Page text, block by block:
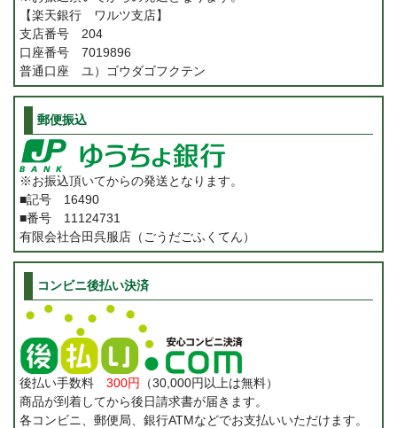
【楽天銀行 ワルツ支店】
支店番号 204
口座番号 7019896
普通口座 ユ）ゴウダゴフクテン
郵便振込
※お振込頂いてからの発送となります。
■記号 16490
■番号 11124731
有限会社合田呉服店（ごうだごふくてん）
コンビニ後払い決済
後払い手数料 300円 （30,000円以上は無料）
商品が到着してから後日請求書が届きます。
各コンビニ、郵便局、銀行ATMなどでお支払いいただけます。